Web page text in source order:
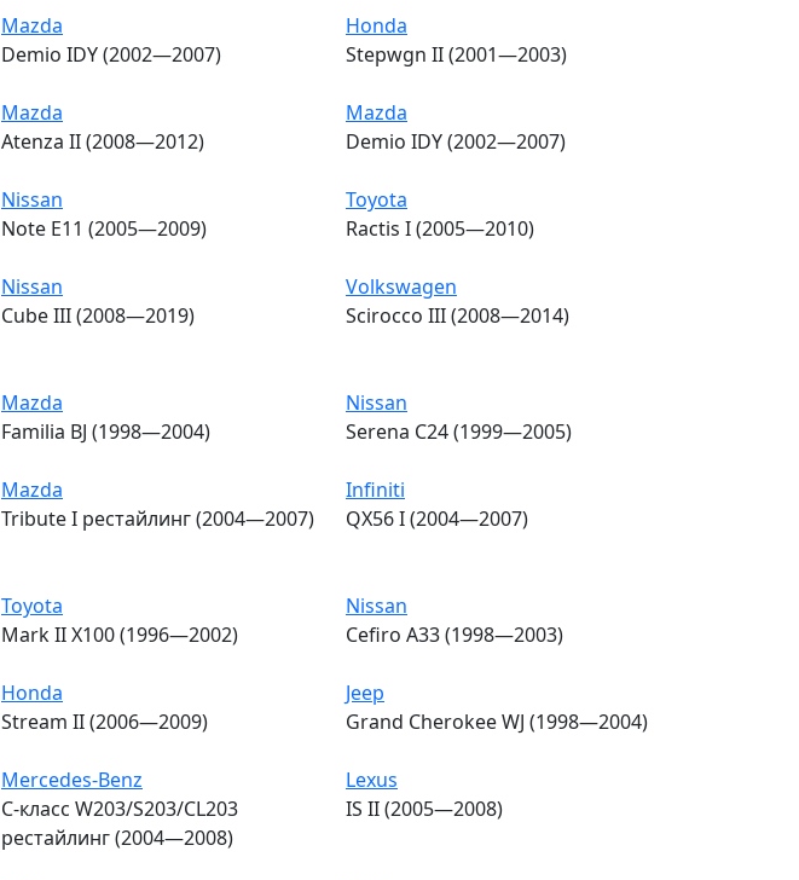
Mazda
Demio IDY (2002—2007)
Honda
Stepwgn II (2001—2003)
Mazda
Atenza II (2008—2012)
Mazda
Demio IDY (2002—2007)
Nissan
Note E11 (2005—2009)
Toyota
Ractis I (2005—2010)
Nissan
Cube III (2008—2019)
Volkswagen
Scirocco III (2008—2014)
Mazda
Familia BJ (1998—2004)
Nissan
Serena C24 (1999—2005)
Mazda
Tribute I рестайлинг (2004—2007)
Infiniti
QX56 I (2004—2007)
Toyota
Mark II X100 (1996—2002)
Nissan
Cefiro A33 (1998—2003)
Honda
Stream II (2006—2009)
Jeep
Grand Cherokee WJ (1998—2004)
Mercedes-Benz
C-класс W203/S203/CL203
рестайлинг (2004—2008)
Lexus
IS II (2005—2008)